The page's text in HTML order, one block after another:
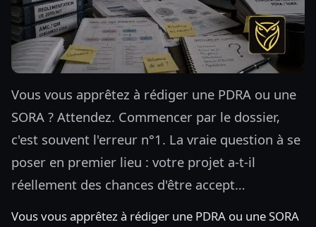
Vous vous apprêtez à rédiger une PDRA ou une
SORA ? Attendez. Commencer par le dossier,
c'est souvent l'erreur n°1. La vraie question à se
poser en premier lieu : votre projet a-t-il
réellement des chances d'être accept…
Vous vous apprêtez à rédiger une PDRA ou une SORA